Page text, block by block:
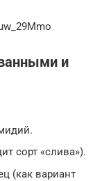
и
сорт «слива»).
(как вариант